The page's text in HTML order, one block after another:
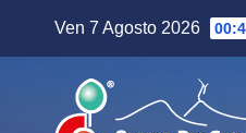
Ven 7 Agosto 2026